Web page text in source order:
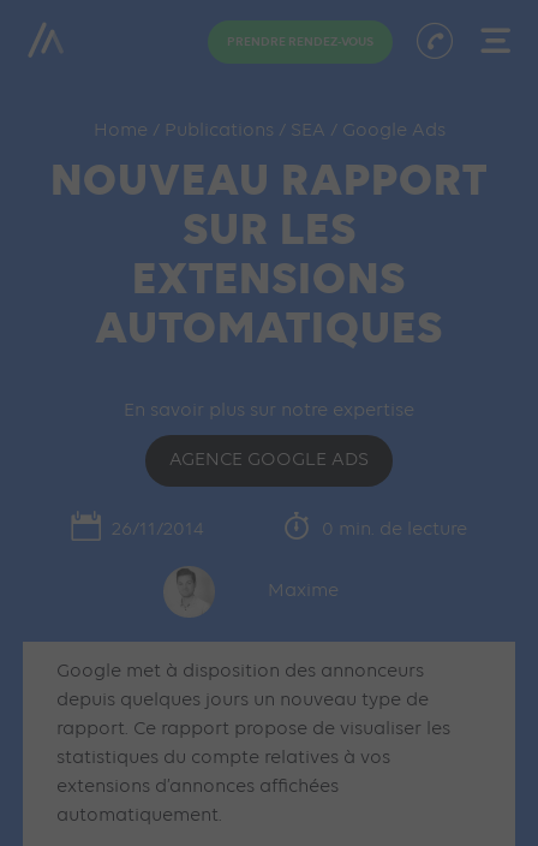
PRENDRE RENDEZ-VOUS
Home / Publications / SEA / Google Ads
NOUVEAU RAPPORT
SUR LES
EXTENSIONS
AUTOMATIQUES
En savoir plus sur notre expertise
AGENCE GOOGLE ADS
26/11/2014 0 min. de lecture
Maxime
Google met à disposition des annonceurs
depuis quelques jours un nouveau type de
rapport. Ce rapport propose de visualiser les
statistiques du compte relatives à vos
extensions d’annonces affichées
automatiquement.